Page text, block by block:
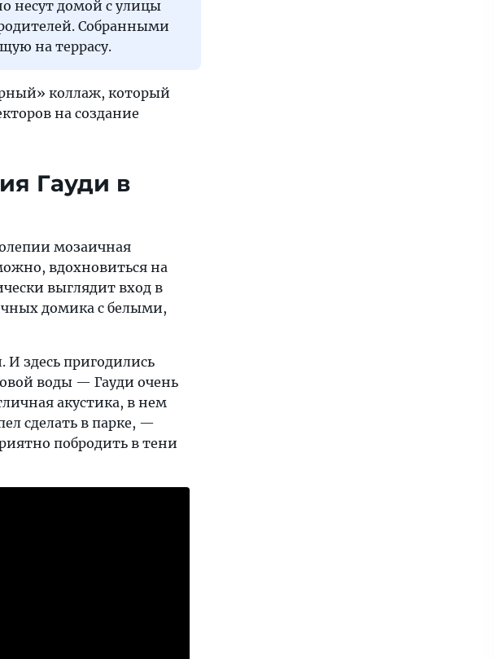
несут домой с улицы
Собранными
на террасу.
коллаж, который
на создание
Гауди в
мозаичная
вдохновиться на
выглядит вход в
домика с белыми,
здесь пригодились
воды — Гауди очень
акустика, в нем
сделать в парке, —
побродить в тени